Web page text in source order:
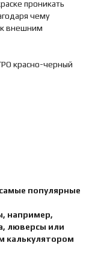
проникать
чему
к внешним
красно-черный
популярные
например,
люверсы или
калькулятором